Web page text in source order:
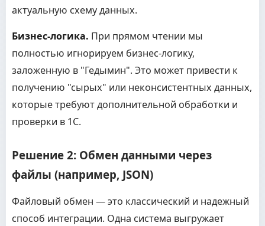
актуальную схему данных.
Бизнес-логика. При прямом чтении мы
полностью игнорируем бизнес-логику,
заложенную в "Гедымин". Это может привести к
получению "сырых" или неконсистентных данных,
которые требуют дополнительной обработки и
проверки в 1С.
Решение 2: Обмен данными через
файлы (например, JSON)
Файловый обмен — это классический и надежный
способ интеграции. Одна система выгружает